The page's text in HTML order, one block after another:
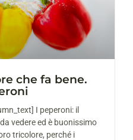
che fa bene.
I peperoni: il
vedere ed è buonissimo
tricolore, perché i